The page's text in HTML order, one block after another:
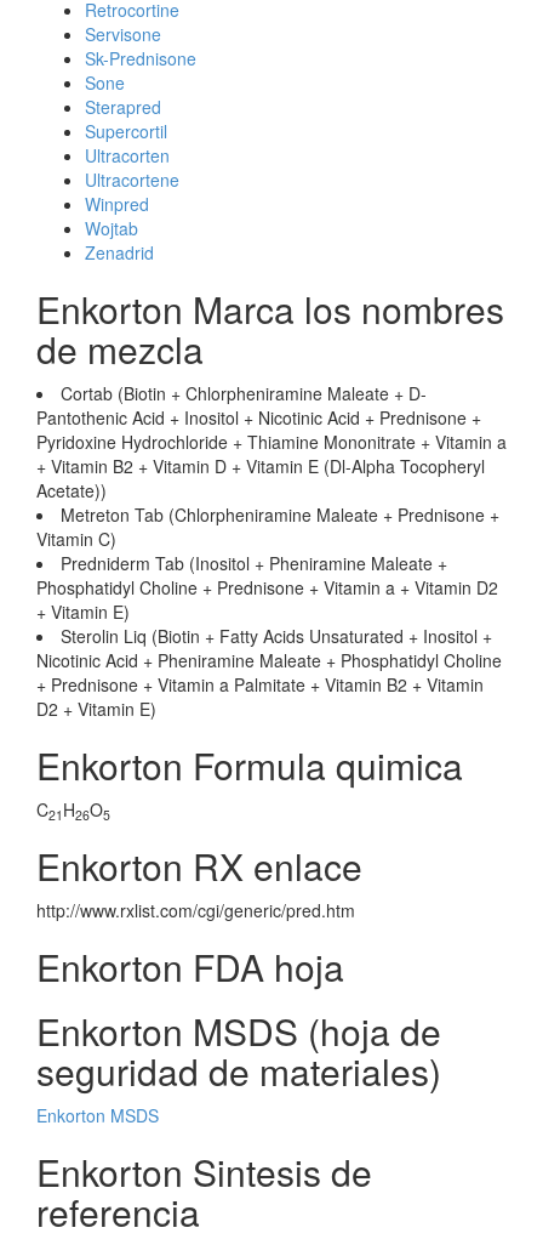
Retrocortine
Servisone
Sk-Prednisone
Sone
Sterapred
Supercortil
Ultracorten
Ultracortene
Winpred
Wojtab
Zenadrid
Enkorton Marca los nombres
de mezcla
Cortab (Biotin + Chlorpheniramine Maleate + D-
Pantothenic Acid + Inositol + Nicotinic Acid + Prednisone +
Pyridoxine Hydrochloride + Thiamine Mononitrate + Vitamin a
+ Vitamin B2 + Vitamin D + Vitamin E (Dl-Alpha Tocopheryl
Acetate))
Metreton Tab (Chlorpheniramine Maleate + Prednisone +
Vitamin C)
Predniderm Tab (Inositol + Pheniramine Maleate +
Phosphatidyl Choline + Prednisone + Vitamin a + Vitamin D2
+ Vitamin E)
Sterolin Liq (Biotin + Fatty Acids Unsaturated + Inositol +
Nicotinic Acid + Pheniramine Maleate + Phosphatidyl Choline
+ Prednisone + Vitamin a Palmitate + Vitamin B2 + Vitamin
D2 + Vitamin E)
Enkorton Formula quimica
C21 H26O5
Enkorton RX enlace
http://www.rxlist.com/cgi/generic/pred.htm
Enkorton FDA hoja
Enkorton MSDS (hoja de
seguridad de materiales)
Enkorton MSDS
Enkorton Sintesis de
referencia